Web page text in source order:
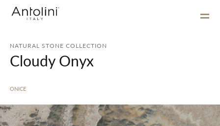
NATURAL STONE COLLECTION
Cloudy Onyx
ONICE